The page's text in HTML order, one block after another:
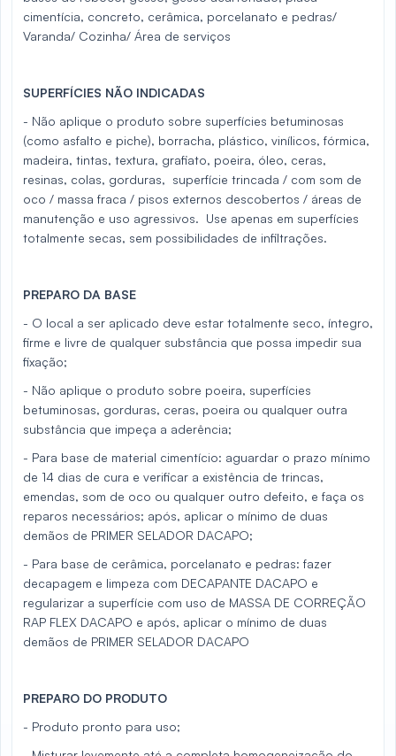
cimentícia, concreto, cerâmica, porcelanato e pedras/
Varanda/ Cozinha/ Área de serviços
SUPERFÍCIES NÃO INDICADAS
- Não aplique o produto sobre superfícies betuminosas
(como asfalto e piche), borracha, plástico, vinílicos, fórmica,
madeira, tintas, textura, grafiato, poeira, óleo, ceras,
resinas, colas, gorduras, superfície trincada / com som de
oco / massa fraca / pisos externos descobertos / áreas de
manutenção e uso agressivos. Use apenas em superfícies
totalmente secas, sem possibilidades de infiltrações.
PREPARO DA BASE
- O local a ser aplicado deve estar totalmente seco, íntegro,
firme e livre de qualquer substância que possa impedir sua
fixação;
- Não aplique o produto sobre poeira, superfícies
betuminosas, gorduras, ceras, poeira ou qualquer outra
substância que impeça a aderência;
- Para base de material cimentício: aguardar o prazo mínimo
de 14 dias de cura e verificar a existência de trincas,
emendas, som de oco ou qualquer outro defeito, e faça os
reparos necessários; após, aplicar o mínimo de duas
demãos de PRIMER SELADOR DACAPO;
- Para base de cerâmica, porcelanato e pedras: fazer
decapagem e limpeza com DECAPANTE DACAPO e
regularizar a superfície com uso de MASSA DE CORREÇÃO
RAP FLEX DACAPO e após, aplicar o mínimo de duas
demãos de PRIMER SELADOR DACAPO
PREPARO DO PRODUTO
- Produto pronto para uso;